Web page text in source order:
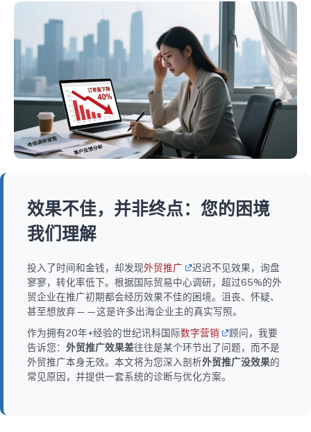
效果不佳，并非终点：您的困境
我们理解
投入了时间和金钱，却发现外贸推广
迟迟不见效果，询盘
寥寥，转化率低下。根据国际贸易中心调研，超过65%的外
贸企业在推广初期都会经历效果不佳的困境。沮丧、怀疑、
甚至想放弃——这是许多出海企业主的真实写照。
作为拥有20年+经验的世纪讯科国际数字营销
顾问，我要
告诉您：外贸推广效果差往往是某个环节出了问题，而不是
外贸推广本身无效。本文将为您深入剖析外贸推广没效果的
常见原因，并提供一套系统的诊断与优化方案。